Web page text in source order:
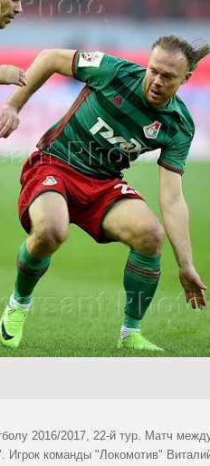
2016/2017, 22-й тур. Матч
Игрок команды "Локомотив"